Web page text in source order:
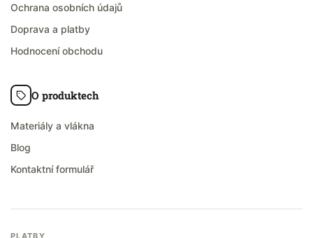
Ochrana osobních údajů
Doprava a platby
Hodnocení obchodu
O produktech
Materiály a vlákna
Blog
Kontaktní formulář